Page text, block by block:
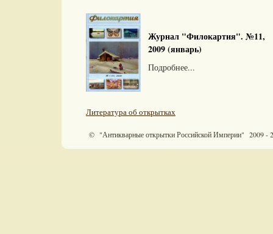
Журнал "Филокартия". №11,
2009 (январь)
Подробнее...
Литература об открытках
© "Антикварные открытки Российской Империи" 2009 -